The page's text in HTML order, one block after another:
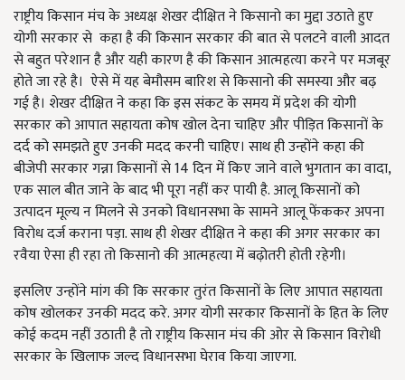
राष्ट्रीय किसान मंच के अध्यक्ष शेखर दीक्षित ने किसानो का मुद्दा उठाते हुए
योगी सरकार से कहा है की किसान सरकार की बात से पलटने वाली आदत
से बहुत परेशान है और यही कारण है की किसान आत्महत्या करने पर मजबूर
होते जा रहे है। ऐसे में यह बेमौसम बारिश से किसानो की समस्या और बढ़
गई है। शेखर दीक्षित ने कहा कि इस संकट के समय में प्रदेश की योगी
सरकार को आपात सहायता कोष खोल देना चाहिए और पीड़ित किसानों के
दर्द को समझते हुए उनकी मदद करनी चाहिए। साथ ही उन्होंने कहा की
बीजेपी सरकार गन्ना किसानों से 14 दिन में किए जाने वाले भुगतान का वादा,
एक साल बीत जाने के बाद भी पूरा नहीं कर पायी है. आलू किसानों को
उत्पादन मूल्य न मिलने से उनको विधानसभा के सामने आलू फेंककर अपना
विरोध दर्ज कराना पड़ा. साथ ही शेखर दीक्षित ने कहा की अगर सरकार का
रवैया ऐसा ही रहा तो किसानो की आत्महत्या में बढ़ोतरी होती रहेगी।
इसलिए उन्होंने मांग की कि सरकार तुरंत किसानों के लिए आपात सहायता
कोष खोलकर उनकी मदद करे. अगर योगी सरकार किसानों के हित के लिए
कोई कदम नहीं उठाती है तो राष्ट्रीय किसान मंच की ओर से किसान विरोधी
सरकार के खिलाफ जल्द विधानसभा घेराव किया जाएगा.